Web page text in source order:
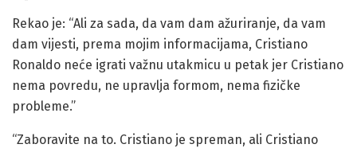
Rekao je: “Ali za sada, da vam dam ažuriranje, da vam
dam vijesti, prema mojim informacijama, Cristiano
Ronaldo neće igrati važnu utakmicu u petak jer Cristiano
nema povredu, ne upravlja formom, nema fizičke
probleme.”
“Zaboravite na to. Cristiano je spreman, ali Cristiano